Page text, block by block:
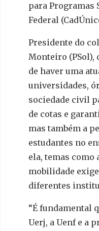
para Programas
Federal
Presidente do
Monteiro (PSol),
de haver uma
universidades,
sociedade civil
de cotas e
mas também a
estudantes no
ela, temas
mobilidade
diferentes
“É fundamental
Uerj, a Uenf e a